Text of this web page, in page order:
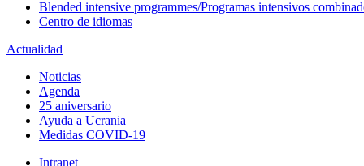
Blended intensive programmes/Programas intensivos
Centro de idiomas
Actualidad
Noticias
Agenda
25 aniversario
Ayuda a Ucrania
Medidas COVID-19
Intranet